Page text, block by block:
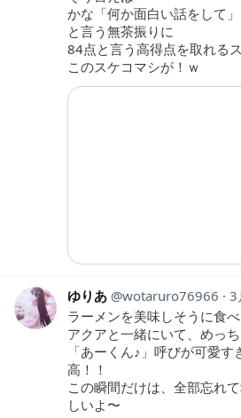
かな「何か面白い話をして」
と言う無茶振りに
84点と言う高得点を取れる
このスケコマシが！ｗ
ゆりあ wotaruro76966
3
ラーメンを美味しそうに食
アクアと一緒にいて、めっ
「あーくん♪」呼びが可愛
高！！
この瞬間だけは、全部忘れ
しいよ〜